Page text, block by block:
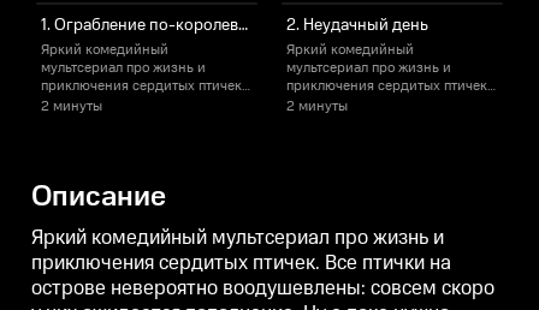
1. Ограбление по-королевски
Яркий комедийный
мультсериал про жизнь и
приключения сердитых птичек.
Все птички на острове
три яйца, уютно устроившиеся в
мягком гнёздышке, были в
безопасности. Ред больше всех
переживает за будущее
потомство и с полной
самоотверженностью оберегает
яйца. И не зря. Коварные
2 минуты
2. Неудачный день
Яркий комедийный
мультсериал про жизнь и
приключения сердитых птичек.
Все птички на острове
безопасности. Ред больше всех
переживает за будущее
потомство и с полной
самоотверженностью оберегает
яйца. И не зря. Коварные
2 минуты
Описание
Яркий комедийный мультсериал про жизнь и
приключения сердитых птичек. Все птички на
острове невероятно воодушевлены: совсем скоро